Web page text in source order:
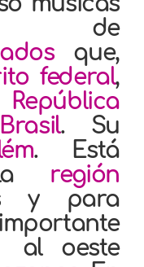
de
que,
federal,
República
. Su
. Está
la región
y para
al oeste